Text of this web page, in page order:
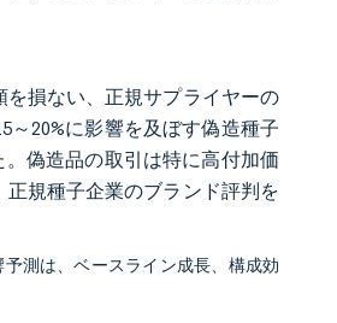
損ない、正規サプライヤーの
20%に影響を及ぼす偽造種子
偽造品の取引は特に高付加価
規種子企業のブランド評判を
測は、ベースライン成長、構成効